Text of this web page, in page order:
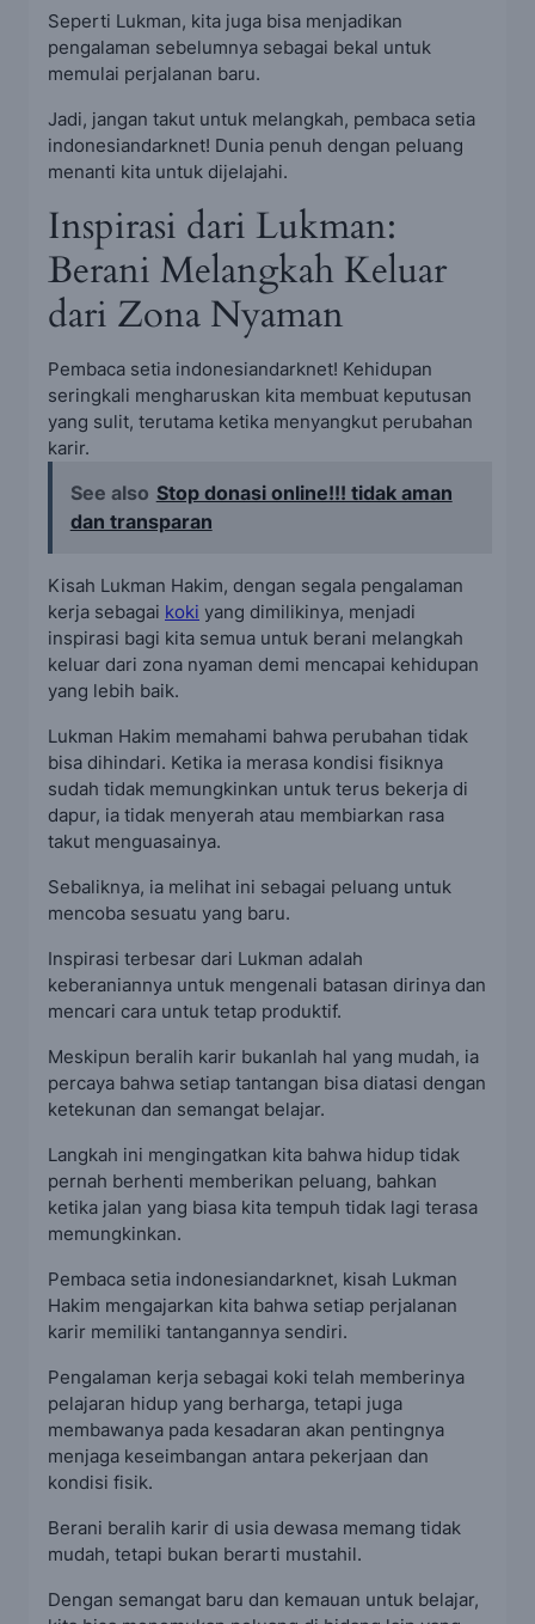
Seperti Lukman, kita juga bisa menjadikan
pengalaman sebelumnya sebagai bekal untuk
memulai perjalanan baru.
Jadi, jangan takut untuk melangkah, pembaca setia
indonesiandarknet! Dunia penuh dengan peluang
menanti kita untuk dijelajahi.
Inspirasi dari Lukman:
Berani Melangkah Keluar
dari Zona Nyaman
Pembaca setia indonesiandarknet! Kehidupan
seringkali mengharuskan kita membuat keputusan
yang sulit, terutama ketika menyangkut perubahan
karir.
See also Stop donasi online!!! tidak aman
dan transparan
Kisah Lukman Hakim, dengan segala pengalaman
kerja sebagai koki yang dimilikinya, menjadi
inspirasi bagi kita semua untuk berani melangkah
keluar dari zona nyaman demi mencapai kehidupan
yang lebih baik.
Lukman Hakim memahami bahwa perubahan tidak
bisa dihindari. Ketika ia merasa kondisi fisiknya
sudah tidak memungkinkan untuk terus bekerja di
dapur, ia tidak menyerah atau membiarkan rasa
takut menguasainya.
Sebaliknya, ia melihat ini sebagai peluang untuk
mencoba sesuatu yang baru.
Inspirasi terbesar dari Lukman adalah
keberaniannya untuk mengenali batasan dirinya dan
mencari cara untuk tetap produktif.
Meskipun beralih karir bukanlah hal yang mudah, ia
percaya bahwa setiap tantangan bisa diatasi dengan
ketekunan dan semangat belajar.
Langkah ini mengingatkan kita bahwa hidup tidak
pernah berhenti memberikan peluang, bahkan
ketika jalan yang biasa kita tempuh tidak lagi terasa
memungkinkan.
Pembaca setia indonesiandarknet, kisah Lukman
Hakim mengajarkan kita bahwa setiap perjalanan
karir memiliki tantangannya sendiri.
Pengalaman kerja sebagai koki telah memberinya
pelajaran hidup yang berharga, tetapi juga
membawanya pada kesadaran akan pentingnya
menjaga keseimbangan antara pekerjaan dan
kondisi fisik.
Berani beralih karir di usia dewasa memang tidak
mudah, tetapi bukan berarti mustahil.
Dengan semangat baru dan kemauan untuk belajar,